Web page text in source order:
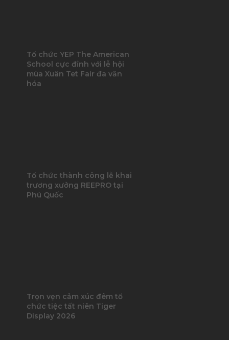
Tổ chức YEP The American
School cực đỉnh với lễ hội
mùa Xuân Tet Fair đa văn
hóa
Tổ chức thành công lễ khai
trương xưởng REEPRO tại
Phú Quốc
Trọn vẹn cảm xúc đêm tổ
chức tiệc tất niên Tiger
Display 2026